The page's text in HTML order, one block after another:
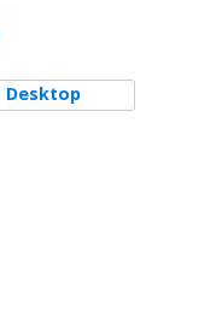
Desktop